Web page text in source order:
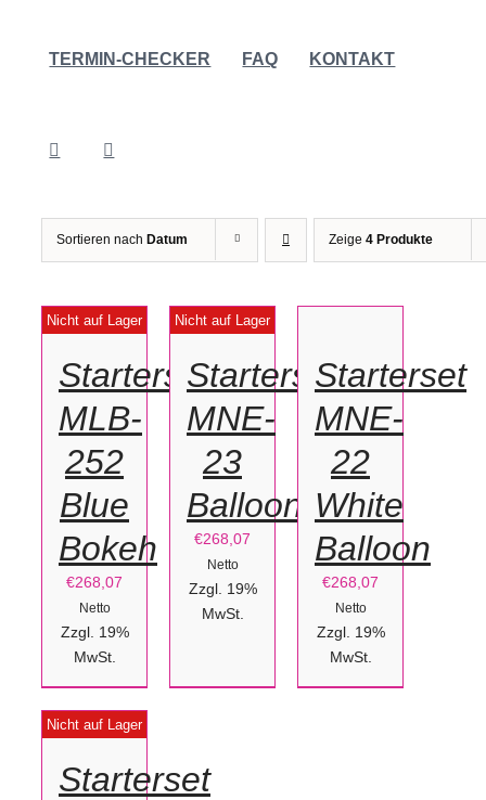
TERMIN-CHECKER FAQ KONTAKT
Sortieren nach Datum Zeige 4 Produkte
Nicht auf Lager
DETAILS
Starterset
MLB-
252
Blue
Bokeh
€268,07
Netto
Zzgl. 19%
MwSt.
Nicht auf Lager
DETAILS
Starterset
MNE-
23
Balloon
€268,07
Netto
Zzgl. 19%
MwSt.
IN
DETAILS
Starterset
MNE-
22
White
Balloon
€268,07
Netto
Zzgl. 19%
MwSt.
Nicht auf Lager
DETAILS
Starterset